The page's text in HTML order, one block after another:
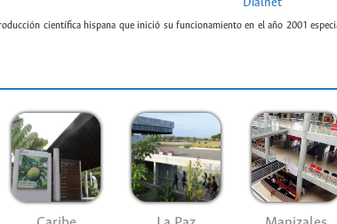
Dialnet
científica hispana que inició su funcionamiento en el año 2001